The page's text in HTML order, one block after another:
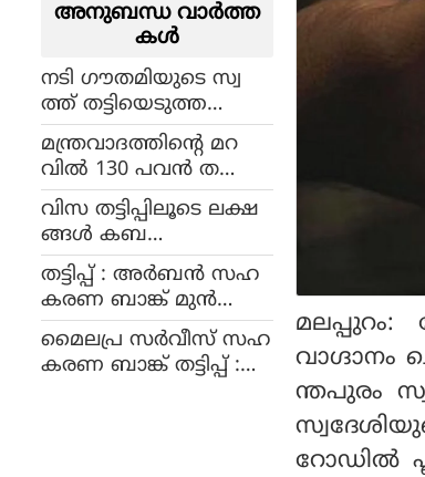
അനുബന്ധ വാര്‍ത്ത
കള്‍
നടി ഗൗതമിയുടെ സ്വ
ത്ത് തട്ടിയെടുത്ത
കേസിൽ ഒരാൾ അറ
സ്റ്റിൽ
മന്ത്രവാദത്തിന്റെ മറ
വിൽ 130 പവൻ ത
ട്ടിയെടുത്തയാൾ അറ
സ്റ്റിൽ
വിസ തട്ടിപ്പിലൂടെ ലക്ഷ
ങ്ങൾ കബ
ളിപ്പിച്ചെടുത്ത യുവാവ്
പിടിയിൽ
തട്ടിപ്പ് : അർബൻ സഹ
കരണ ബാങ്ക് മുൻ
മാനേജർ അറസ്റ്റിൽ
മൈലപ്ര സർവീസ് സഹ
കരണ ബാങ്ക് തട്ടിപ്പ് :
ന്തപുരം
റോഡിൽ